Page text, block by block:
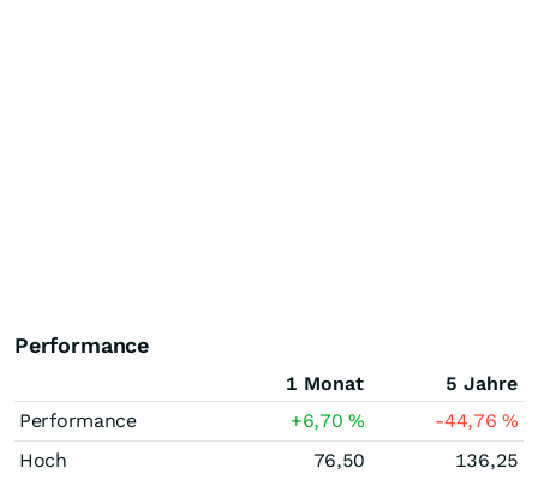
Performance
1 Monat
5 Jahre
Performance
+6,70% -44,76%
Hoch
76,50
136,25